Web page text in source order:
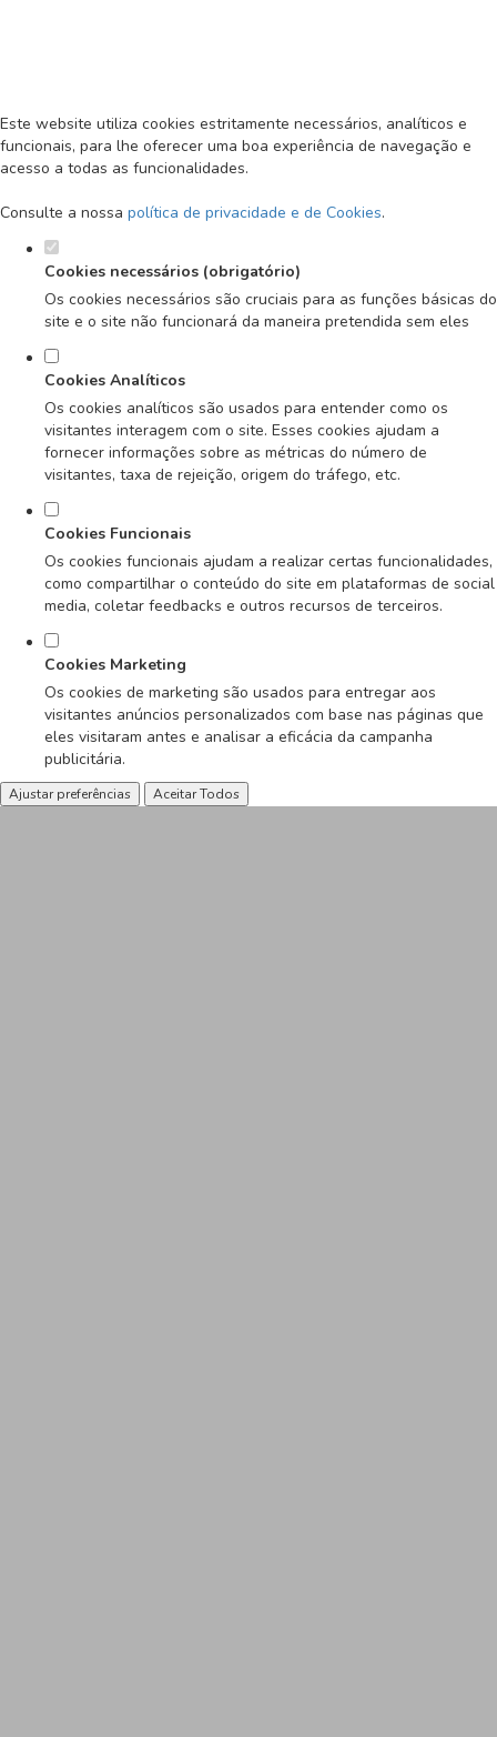
Este website utiliza cookies estritamente necessários, analíticos e
funcionais, para lhe oferecer uma boa experiência de navegação e
acesso a todas as funcionalidades.
Consulte a nossa política de privacidade e de Cookies.
Cookies necessários (obrigatório)
Os cookies necessários são cruciais para as funções básicas do
site e o site não funcionará da maneira pretendida sem eles
Cookies Analíticos
Os cookies analíticos são usados para entender como os
visitantes interagem com o site. Esses cookies ajudam a
fornecer informações sobre as métricas do número de
visitantes, taxa de rejeição, origem do tráfego, etc.
Cookies Funcionais
Os cookies funcionais ajudam a realizar certas funcionalidades,
como compartilhar o conteúdo do site em plataformas de social
media, coletar feedbacks e outros recursos de terceiros.
Cookies Marketing
Os cookies de marketing são usados para entregar aos
visitantes anúncios personalizados com base nas páginas que
eles visitaram antes e analisar a eficácia da campanha
publicitária.
Ajustar preferências Aceitar Todos